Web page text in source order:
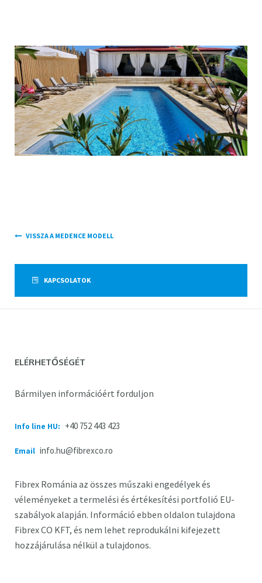
VISSZA A MEDENCE MODELL
KAPCSOLATOK
ELÉRHETŐSÉGÉT
Bármilyen információért forduljon
Info line HU: +40 752 443 423
Email info.hu@fibrexco.ro
Fibrex Románia az összes műszaki engedélyek és
véleményeket a termelési és értékesítési portfolió EU-
szabályok alapján. Információ ebben oldalon tulajdona
Fibrex CO KFT, és nem lehet reprodukálni kifejezett
hozzájárulása nélkül a tulajdonos.